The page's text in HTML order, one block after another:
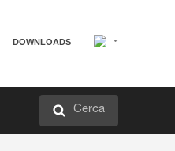
DOWNLOADS
Cerca